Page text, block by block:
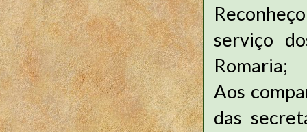
serviço
Romaria;
Aos
das